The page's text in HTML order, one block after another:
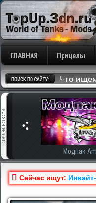
ГЛАВНАЯ Прицелы
Модпак
Сейчас ищут: